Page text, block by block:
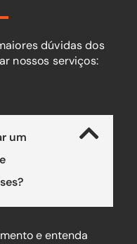
dúvidas dos
nossos serviços:
um
e entenda